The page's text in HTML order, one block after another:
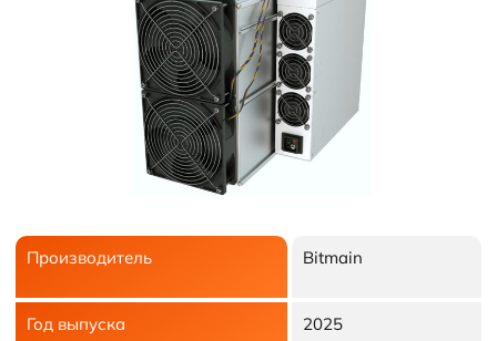
Производитель Bitmain
Год выпуска 2025